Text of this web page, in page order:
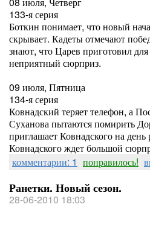
133-я серия
Боткин понимает, что новый
скрывает. Кадеты отмечают
знают, что Царев приготовил
неприятный сюрприз.
09 июля, Пятница
134-я серия
Ковнадский теряет телефон, а
Суханова пытаются помирить
приглашает Ковнадского на
Ковнадского ждет большой
комментарии: 1 понравилось!
Ранетки. Новый сезон.
28-06-2010 18:03